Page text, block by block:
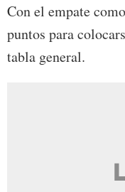
Con el empate
puntos para
tabla general.